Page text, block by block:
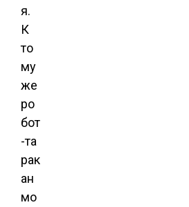
я.
К
то
му
же
ро
бот
-та
рак
ан
мо